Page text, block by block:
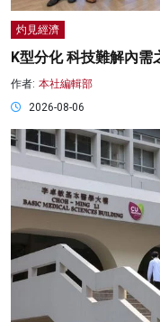
灼見經濟
K型分化 科技難解內需
作者: 本社編輯部
2026-08-06